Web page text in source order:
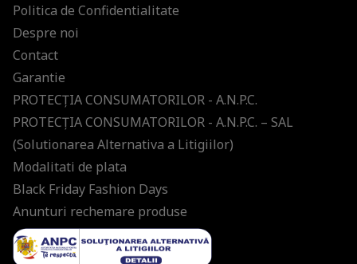
Politica de Confidentialitate
Despre noi
Contact
Garantie
PROTECŢIA CONSUMATORILOR - A.N.P.C.
PROTECŢIA CONSUMATORILOR - A.N.P.C. – SAL
(Solutionarea Alternativa a Litigiilor)
Modalitati de plata
Black Friday Fashion Days
Anunturi rechemare produse